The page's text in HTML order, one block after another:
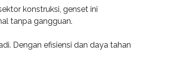
konstruksi, genset ini
tanpa gangguan.
Dengan efisiensi dan daya tahan